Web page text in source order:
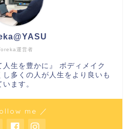
運営者
人生を豊かに』 ボディメイク
多くの人が人生をより良いも
ます。
me ／